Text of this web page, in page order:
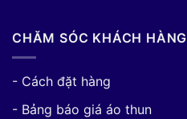
CHĂM SÓC KHÁCH HÀNG
- Cách đặt hàng
- Bảng báo giá áo thun